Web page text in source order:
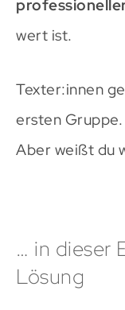
wert ist.
Texter:innen
ersten Gruppe.
Aber weißt du
… in dieser
Lösung